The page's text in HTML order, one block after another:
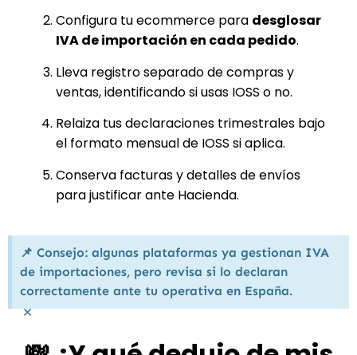
Configura tu ecommerce para desglosar
IVA de importación en cada pedido.
Lleva registro separado de compras y
ventas, identificando si usas IOSS o no.
Relaiza tus declaraciones trimestrales bajo
el formato mensual de IOSS si aplica.
Conserva facturas y detalles de envíos
para justificar ante Hacienda.
📌 Consejo: algunas plataformas ya gestionan IVA
de importaciones, pero revisa si lo declaran
correctamente ante tu operativa en España.
×